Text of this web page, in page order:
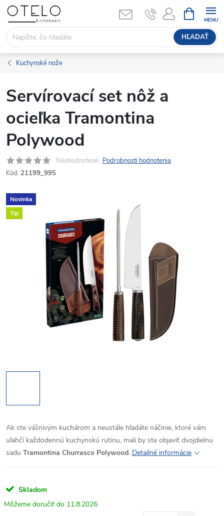
Prejsť
obsah
HĽADAŤ
KOŠÍK
Kuchynské nože
Servírovací set nôž a
ocieľka Tramontina
Polywood
Neohodnotené Podrobnosti hodnotenia
Kód: 21199_995
Novinka
Tip
Ak ste vášnivým kuchárom a neustále hľadáte náčinie, ktoré vám
uľahčí každodennú kuchynskú rutinu, mali by ste objaviť dvojdielnu
sadu Tramontina Churrasco Polywood. Detailné informácie
Skladom
11.8.2026